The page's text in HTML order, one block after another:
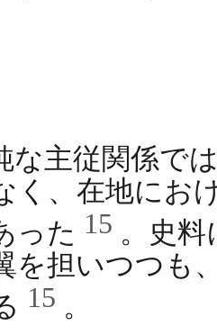
主従関係で
、在地にお
った 15 。史
担いつつも
15 。